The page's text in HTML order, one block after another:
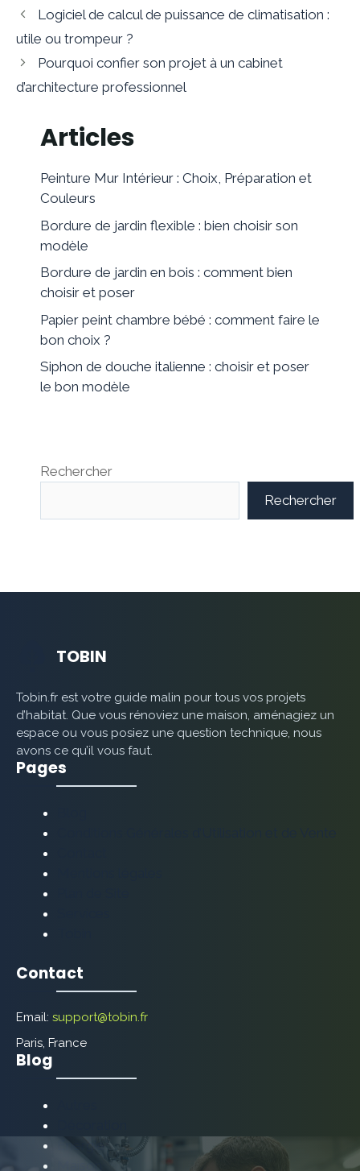
Logiciel de calcul de puissance de climatisation :
utile ou trompeur ?
Pourquoi confier son projet à un cabinet
d’architecture professionnel
Articles
Peinture Mur Intérieur : Choix, Préparation et
Couleurs
Bordure de jardin flexible : bien choisir son
modèle
Bordure de jardin en bois : comment bien
choisir et poser
Papier peint chambre bébé : comment faire le
bon choix ?
Siphon de douche italienne : choisir et poser
le bon modèle
Rechercher
Rechercher
TOBIN
Tobin.fr est votre guide malin pour tous vos projets
d’habitat. Que vous rénoviez une maison, aménagiez un
espace ou vous posiez une question technique, nous
avons ce qu’il vous faut.
Pages
Contact
Email: support@tobin.fr
Paris, France
Blog
Énergie
Maison